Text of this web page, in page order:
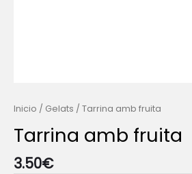
Inicio / Gelats / Tarrina amb fruita
Tarrina amb fruita
3.50€